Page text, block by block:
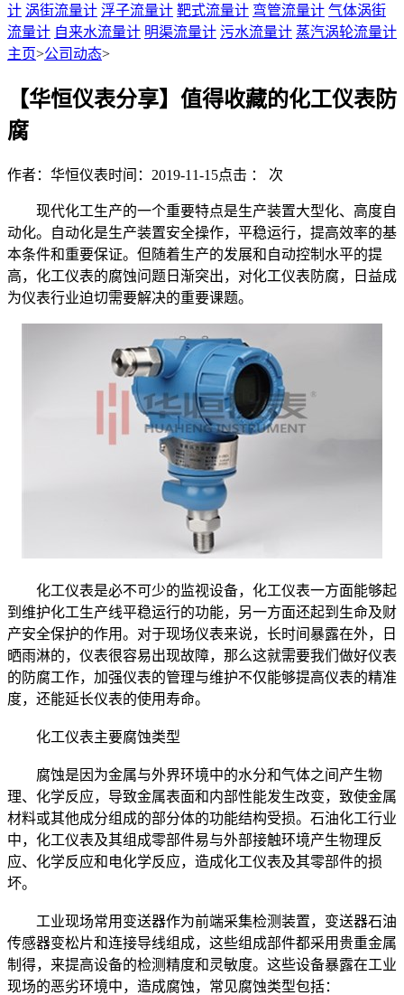
计 涡街流量计 浮子流量计 靶式流量计 弯管流量计 气体涡街
流量计 自来水流量计 明渠流量计 污水流量计 蒸汽涡轮流量计
主页>公司动态>
【华恒仪表分享】值得收藏的化工仪表防
腐
作者：华恒仪表时间：2019-11-15点击 ： 次
现代化工生产的一个重要特点是生产装置大型化、高度自
动化。自动化是生产装置安全操作，平稳运行，提高效率的基
本条件和重要保证。但随着生产的发展和自动控制水平的提
高，化工仪表的腐蚀问题日渐突出，对化工仪表防腐，日益成
为仪表行业迫切需要解决的重要课题。
化工仪表是必不可少的监视设备，化工仪表一方面能够起
到维护化工生产线平稳运行的功能，另一方面还起到生命及财
产安全保护的作用。对于现场仪表来说，长时间暴露在外，日
晒雨淋的，仪表很容易出现故障，那么这就需要我们做好仪表
的防腐工作，加强仪表的管理与维护不仅能够提高仪表的精准
度，还能延长仪表的使用寿命。
化工仪表主要腐蚀类型
腐蚀是因为金属与外界环境中的水分和气体之间产生物
理、化学反应，导致金属表面和内部性能发生改变，致使金属
材料或其他成分组成的部分体的功能结构受损。石油化工行业
中，化工仪表及其组成零部件易与外部接触环境产生物理反
应、化学反应和电化学反应，造成化工仪表及其零部件的损
坏。
工业现场常用变送器作为前端采集检测装置，变送器石油
传感器变松片和连接导线组成，这些组成部件都采用贵重金属
制得，来提高设备的检测精度和灵敏度。这些设备暴露在工业
现场的恶劣环境中，造成腐蚀，常见腐蚀类型包括：